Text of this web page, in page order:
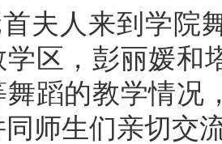
夫人来到学院
学区，彭丽媛和
舞蹈的教学情况
同师生们亲切交